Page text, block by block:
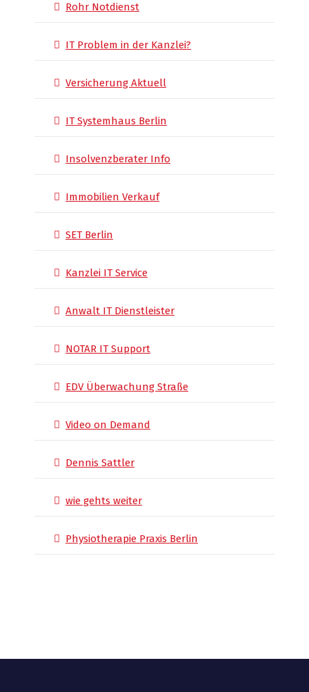
Rohr Notdienst
IT Problem in der Kanzlei?
Versicherung Aktuell
IT Systemhaus Berlin
Insolvenzberater Info
Immobilien Verkauf
SET Berlin
Kanzlei IT Service
Anwalt IT Dienstleister
NOTAR IT Support
EDV Überwachung Straße
Video on Demand
Dennis Sattler
wie gehts weiter
Physiotherapie Praxis Berlin